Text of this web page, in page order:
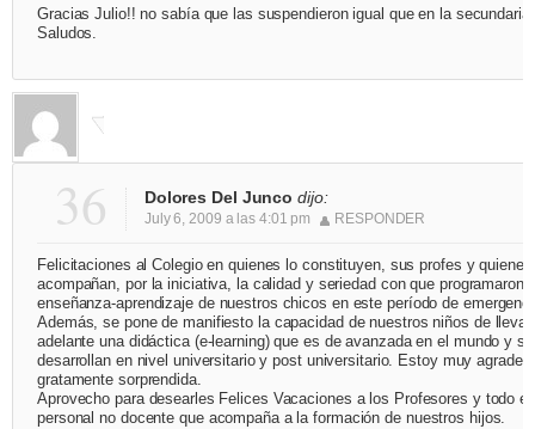
Gracias Julio!! no sabía que las suspendieron igual que en la secundaria.
Saludos.
36 Dolores Del Junco dijo:
July 6, 2009 a las 4:01 pm RESPONDER
Felicitaciones al Colegio en quienes lo constituyen, sus profes y
acompañan, por la iniciativa, la calidad y seriedad con que programaron
enseñanza-aprendizaje de nuestros chicos en este período de
Además, se pone de manifiesto la capacidad de nuestros niños de llevar
adelante una didáctica (e-learning) que es de avanzada en el mundo y se
desarrollan en nivel universitario y post universitario. Estoy muy
gratamente sorprendida.
Aprovecho para desearles Felices Vacaciones a los Profesores y todo el
personal no docente que acompaña a la formación de nuestros hijos.